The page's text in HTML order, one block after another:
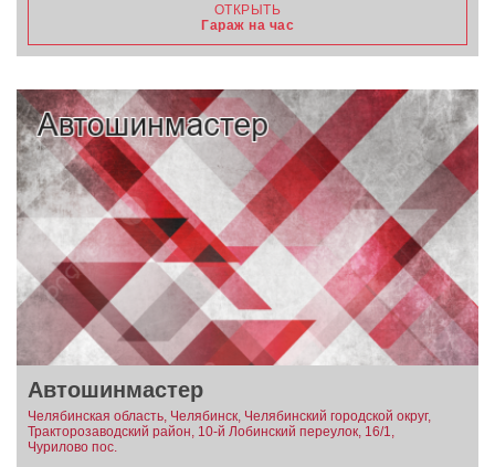
ОТКРЫТЬ
Гараж на час
Автошинмастер
Челябинская область, Челябинск, Челябинский городской округ,
Тракторозаводский район, 10-й Лобинский переулок, 16/1,
Чурилово пос.